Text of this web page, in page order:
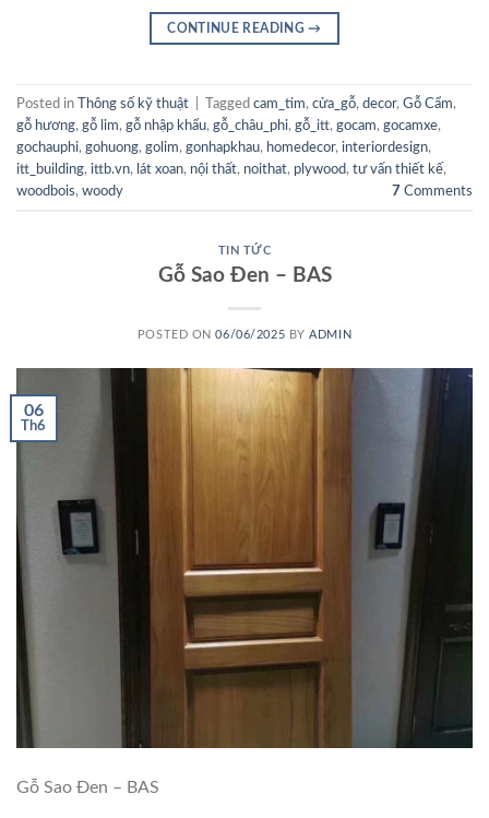
CONTINUE READING→
Posted in Thông số kỹ thuật Tagged cam_tim, cửa_gỗ, decor, Gỗ Cẩm,
gỗ hương, gỗ lim, gỗ nhập khẩu, gỗ_châu_phi, gỗ_itt, gocam, gocamxe,
gochauphi, gohuong, golim, gonhapkhau, homedecor, interiordesign,
itt_building, ittb.vn, lát xoan, nội thất, noithat, plywood, tư vấn thiết kế,
woodbois, woody 7 Comments
TIN TỨC
Gỗ Sao Đen – BAS
POSTED ON06/06/2025 BYADMIN
06
Th6
Gỗ Sao Đen – BAS